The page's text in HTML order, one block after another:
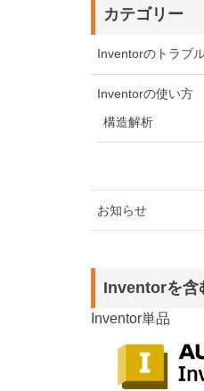
カテゴリー
Inventorのトラブ
Inventorの使い方
構造解析
お知らせ
Inventorを含
Inventor単品